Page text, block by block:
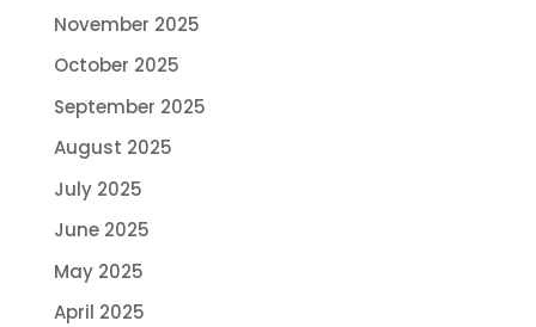
November 2025
October 2025
September 2025
August 2025
July 2025
June 2025
May 2025
April 2025